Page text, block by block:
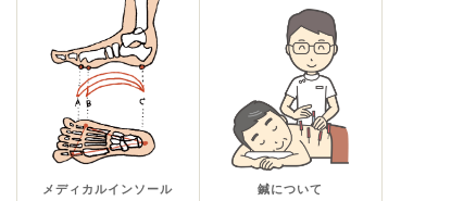
メディカルインソール 鍼について